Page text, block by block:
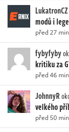
LukatronCZ
modů i
před 27
fybyfyby
kritiku za
před 46
JohnnyR
velkého
před 50